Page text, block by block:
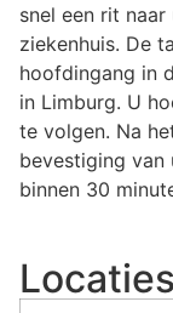
snel een rit
ziekenhuis. De
hoofdingang in
in Limburg. U
te volgen. Na
bevestiging
binnen 30
Locaties